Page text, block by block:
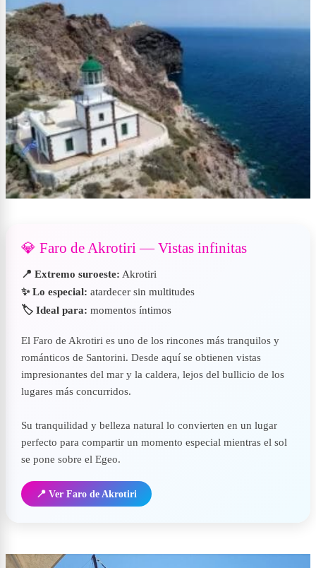
💎 Faro de Akrotiri — Vistas infinitas
📍 Extremo suroeste: Akrotiri
✨ Lo especial: atardecer sin multitudes
🏷️ Ideal para: momentos íntimos
El Faro de Akrotiri es uno de los rincones más tranquilos y
románticos de Santorini. Desde aquí se obtienen vistas
impresionantes del mar y la caldera, lejos del bullicio de los
lugares más concurridos.
Su tranquilidad y belleza natural lo convierten en un lugar
perfecto para compartir un momento especial mientras el sol
se pone sobre el Egeo.
📍 Ver Faro de Akrotiri